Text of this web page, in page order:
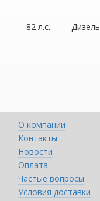
82 л.с. Дизель
О компании
Контакты
Новости
Оплата
Частые вопросы
Условия доставки